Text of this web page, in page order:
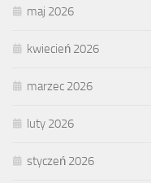
maj 2026
kwiecień 2026
marzec 2026
luty 2026
styczeń 2026